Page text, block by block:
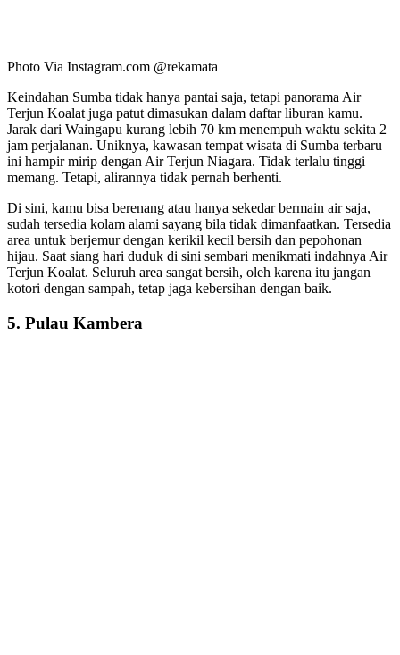
Photo Via Instagram.com @rekamata
Keindahan Sumba tidak hanya pantai saja, tetapi panorama Air
Terjun Koalat juga patut dimasukan dalam daftar liburan kamu.
Jarak dari Waingapu kurang lebih 70 km menempuh waktu sekita 2
jam perjalanan. Uniknya, kawasan tempat wisata di Sumba terbaru
ini hampir mirip dengan Air Terjun Niagara. Tidak terlalu tinggi
memang. Tetapi, alirannya tidak pernah berhenti.
Di sini, kamu bisa berenang atau hanya sekedar bermain air saja,
sudah tersedia kolam alami sayang bila tidak dimanfaatkan. Tersedia
area untuk berjemur dengan kerikil kecil bersih dan pepohonan
hijau. Saat siang hari duduk di sini sembari menikmati indahnya Air
Terjun Koalat. Seluruh area sangat bersih, oleh karena itu jangan
kotori dengan sampah, tetap jaga kebersihan dengan baik.
5. Pulau Kambera